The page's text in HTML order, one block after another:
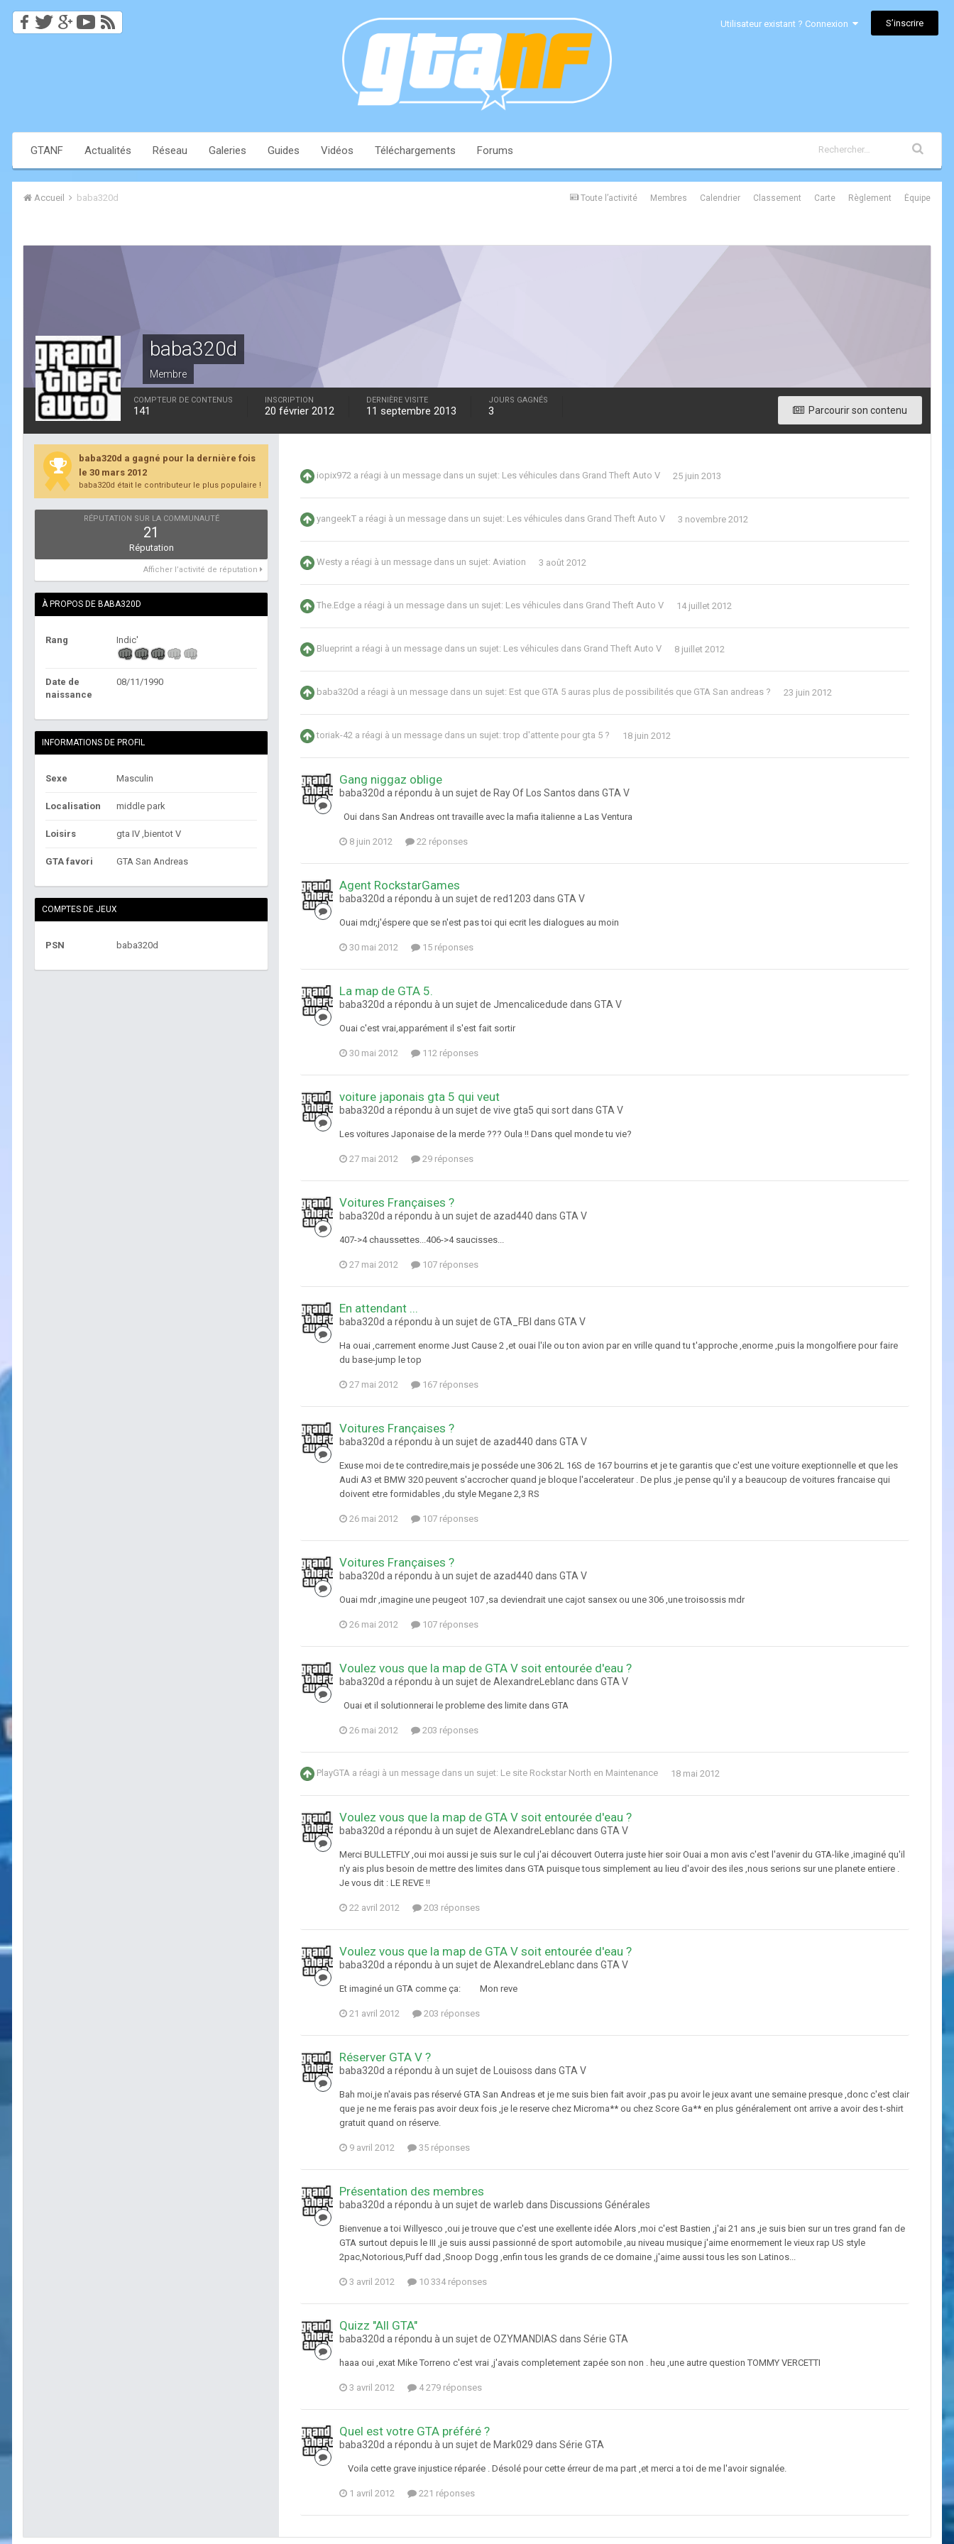
Utilisateur existant ? Connexion S’inscrire
GTANF Actualités Réseau Galeries Guides Vidéos Téléchargements Forums
Toute l’activité Membres Calendrier Classement Carte Règlement Équipe
Accueil baba320d
baba320d
Membre
Parcourir son contenu
COMPTEUR DE CONTENUS
141
INSCRIPTION
20 février 2012
DERNIÈRE VISITE
11 septembre 2013
JOURS GAGNÉS
3
baba320d a gagné pour la dernière fois
le 30 mars 2012
baba320d était le contributeur le plus populaire !
RÉPUTATION SUR LA COMMUNAUTÉ
21
Réputation
Afficher l’activité de réputation
À PROPOS DE BABA320D
Rang Indic'
Date de
naissance
08/11/1990
INFORMATIONS DE PROFIL
Sexe Masculin
Localisation middle park
Loisirs gta IV ,bientot V
GTA favori GTA San Andreas
COMPTES DE JEUX
PSN baba320d
iopix972 a réagi à un message dans un sujet: Les véhicules dans Grand Theft Auto V 25 juin 2013
yangeekT a réagi à un message dans un sujet: Les véhicules dans Grand Theft Auto V 3 novembre 2012
Westy a réagi à un message dans un sujet: Aviation 3 août 2012
The.Edge a réagi à un message dans un sujet: Les véhicules dans Grand Theft Auto V 14 juillet 2012
Blueprint a réagi à un message dans un sujet: Les véhicules dans Grand Theft Auto V 8 juillet 2012
baba320d a réagi à un message dans un sujet: Est que GTA 5 auras plus de possibilités que GTA San andreas ? 23 juin 2012
toriak-42 a réagi à un message dans un sujet:trop d'attente pour gta 5 ? 18 juin 2012
Gang niggaz oblige
baba320d a répondu à un sujet de Ray Of Los Santos dans GTA V
Oui dans San Andreas ont travaille avec la mafia italienne a Las Ventura
8 juin 2012 22 réponses
Agent RockstarGames
baba320d a répondu à un sujet de red1203 dans GTA V
Ouai mdr,j'éspere que se n'est pas toi qui ecrit les dialogues au moin
30 mai 2012 15 réponses
La map de GTA 5.
baba320d a répondu à un sujet de Jmencalicedude dans GTA V
Ouai c'est vrai,apparément il s'est fait sortir
30 mai 2012 112 réponses
voiture japonais gta 5 qui veut
baba320d a répondu à un sujet de vive gta5 qui sort dans GTA V
Les voitures Japonaise de la merde ??? Oula !! Dans quel monde tu vie?
27 mai 2012 29 réponses
Voitures Françaises ?
baba320d a répondu à un sujet de azad440 dans GTA V
407->4 chaussettes...406->4 saucisses...
27 mai 2012 107 réponses
En attendant ...
baba320d a répondu à un sujet de GTA_FBI dans GTA V
Ha ouai ,carrement enorme Just Cause 2 ,et ouai l'ile ou ton avion par en vrille quand tu t'approche ,enorme ,puis la mongolfiere pour faire
du base-jump le top
27 mai 2012 167 réponses
Voitures Françaises ?
baba320d a répondu à un sujet de azad440 dans GTA V
Exuse moi de te contredire,mais je posséde une 306 2L 16S de 167 bourrins et je te garantis que c'est une voiture exeptionnelle et que les
Audi A3 et BMW 320 peuvent s'accrocher quand je bloque l'accelerateur . De plus ,je pense qu'il y a beaucoup de voitures francaise qui
doivent etre formidables ,du style Megane 2,3 RS
26 mai 2012 107 réponses
Voitures Françaises ?
baba320d a répondu à un sujet de azad440 dans GTA V
Ouai mdr ,imagine une peugeot 107 ,sa deviendrait une cajot sansex ou une 306 ,une troisossis mdr
26 mai 2012 107 réponses
Voulez vous que la map de GTA V soit entourée d'eau ?
baba320d a répondu à un sujet de AlexandreLeblanc dans GTA V
Ouai et il solutionnerai le probleme des limite dans GTA
26 mai 2012 203 réponses
PlayGTA a réagi à un message dans un sujet: Le site Rockstar North en Maintenance 18 mai 2012
Voulez vous que la map de GTA V soit entourée d'eau ?
baba320d a répondu à un sujet de AlexandreLeblanc dans GTA V
Merci BULLETFLY ,oui moi aussi je suis sur le cul j'ai découvert Outerra juste hier soir Ouai a mon avis c'est l'avenir du GTA-like ,imaginé qu'il
n'y ais plus besoin de mettre des limites dans GTA puisque tous simplement au lieu d'avoir des iles ,nous serions sur une planete entiere .
Je vous dit : LE REVE !!
22 avril 2012 203 réponses
Voulez vous que la map de GTA V soit entourée d'eau ?
baba320d a répondu à un sujet de AlexandreLeblanc dans GTA V
Et imaginé un GTA comme ça: Mon reve
21 avril 2012 203 réponses
Réserver GTA V ?
baba320d a répondu à un sujet de Louisoss dans GTA V
Bah moi,je n'avais pas réservé GTA San Andreas et je me suis bien fait avoir ,pas pu avoir le jeux avant une semaine presque ,donc c'est clair
que je ne me ferais pas avoir deux fois ,je le reserve chez Microma** ou chez Score Ga** en plus généralement ont arrive a avoir des t-shirt
gratuit quand on réserve.
9 avril 2012 35 réponses
Présentation des membres
baba320d a répondu à un sujet de warleb dans Discussions Générales
Bienvenue a toi Willyesco ,oui je trouve que c'est une exellente idée Alors ,moi c'est Bastien ,j'ai 21 ans ,je suis bien sur un tres grand fan de
GTA surtout depuis le III ,je suis aussi passionné de sport automobile ,au niveau musique j'aime enormement le vieux rap US style
2pac,Notorious,Puff dad ,Snoop Dogg ,enfin tous les grands de ce domaine ,j'aime aussi tous les son Latinos...
3 avril 2012 10 334 réponses
Quizz "All GTA"
baba320d a répondu à un sujet de OZYMANDIAS dans Série GTA
haaa oui ,exat Mike Torreno c'est vrai ,j'avais completement zapée son non . heu ,une autre question TOMMY VERCETTI
3 avril 2012 4 279 réponses
Quel est votre GTA préféré ?
baba320d a répondu à un sujet de Mark029 dans Série GTA
Voila cette grave injustice réparée . Désolé pour cette érreur de ma part ,et merci a toi de me l'avoir signalée.
1 avril 2012 221 réponses